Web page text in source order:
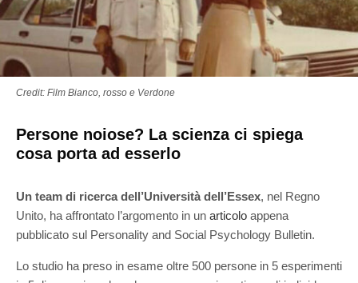
Credit: Film Bianco, rosso e Verdone
Persone noiose? La scienza ci spiega
cosa porta ad esserlo
Un team di ricerca dell’Università dell’Essex, nel Regno
Unito, ha affrontato l’argomento in un articolo appena
pubblicato sul Personality and Social Psychology Bulletin.
Lo studio ha preso in esame oltre 500 persone in 5 esperimenti